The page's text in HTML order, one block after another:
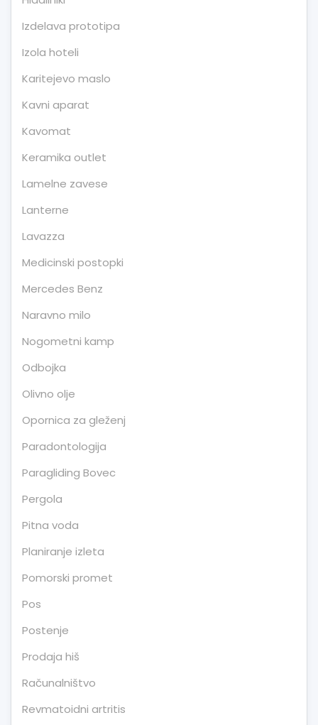
Izdelava prototipa
Izola hoteli
Karitejevo maslo
Kavni aparat
Kavomat
Keramika outlet
Lamelne zavese
Lanterne
Lavazza
Medicinski postopki
Mercedes Benz
Naravno milo
Nogometni kamp
Odbojka
Olivno olje
Opornica za gleženj
Paradontologija
Paragliding Bovec
Pergola
Pitna voda
Planiranje izleta
Pomorski promet
Pos
Postenje
Prodaja hiš
Računalništvo
Revmatoidni artritis